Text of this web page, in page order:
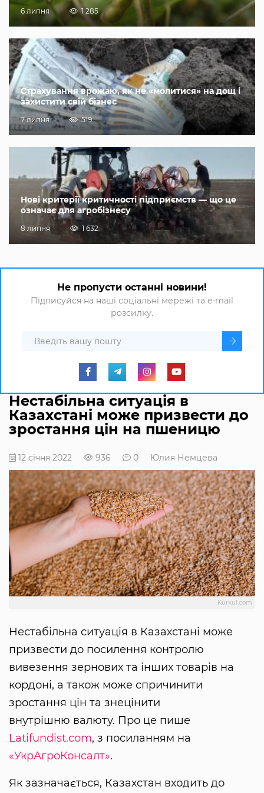
6 липня 1 285
Страхування врожаю, як не «молитися» на дощ і
захистити свій бізнес
7 липня 519
Нові критерії критичності підприємств — що це
означає для агробізнесу
8 липня 1 632
Не пропусти останні новини!
Підписуйся на наші соціальні мережі та e-mail
розсилку.
Нестабільна ситуація в
Казахстані може призвести до
зростання цін на пшеницю
12 січня 2022 936 0 Юлия Немцева
Kurkul.com
Нестабільна ситуація в Казахстані може
призвести до посилення контролю
вивезення зернових та інших товарів на
кордоні, а також може спричинити
зростання цін та знецінити
внутрішню валюту. Про це пише
Latifundist.com, з посиланням на
«УкрАгроКонсалт».
Як зазначається, Казахстан входить до